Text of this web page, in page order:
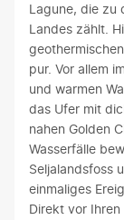
Lagune, die zu
Landes zählt.
pur. Vor allem
und warmen
das Ufer mit
nahen Golden
Wasserfälle
Seljalandsfoss
einmaliges
Direkt vor